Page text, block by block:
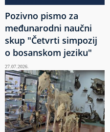
Pozivno pismo za
međunarodni naučni
skup "Četvrti simpozij
o bosanskom jeziku"
27.07.2026.